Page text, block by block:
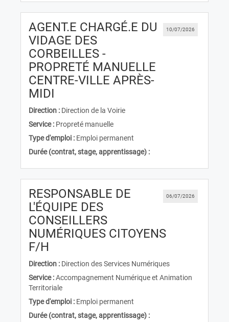
10/07/2026
AGENT.E CHARGÉ.E DU
VIDAGE DES
CORBEILLES -
PROPRETÉ MANUELLE
CENTRE-VILLE APRÈS-
MIDI
Direction : Direction de la Voirie
Service : Propreté manuelle
Type d'emploi : Emploi permanent
Durée (contrat, stage, apprentissage) :
06/07/2026
RESPONSABLE DE
L'ÉQUIPE DES
CONSEILLERS
NUMÉRIQUES CITOYENS
F/H
Direction : Direction des Services Numériques
Service :Accompagnement Numérique et Animation
Territoriale
Type d'emploi : Emploi permanent
Durée (contrat, stage, apprentissage) :